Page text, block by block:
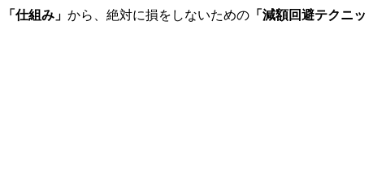
「仕組み」 から、絶対に損をしないための 「減額回避テクニッ